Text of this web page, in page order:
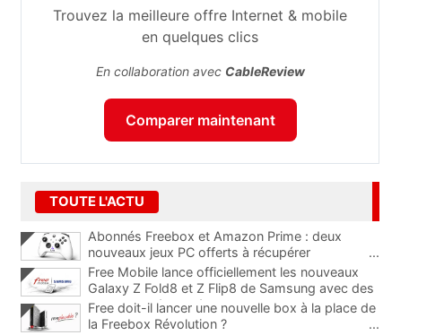
Trouvez la meilleure offre Internet & mobile
en quelques clics
En collaboration avec CableReview
Comparer maintenant
TOUTE L'ACTU
Abonnés Freebox et Amazon Prime : deux
nouveaux jeux PC offerts à récupérer
...
Free Mobile lance officiellement les nouveaux
Galaxy Z Fold8 et Z Flip8 de Samsung avec des
promos et des cadeaux
...
Free doit-il lancer une nouvelle box à la place de
la Freebox Révolution ?
...